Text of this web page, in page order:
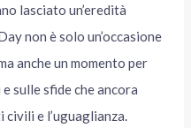
lasciato un’eredità
non è solo un’occasione
anche un momento per
sulle sfide che ancora
e l’uguaglianza.